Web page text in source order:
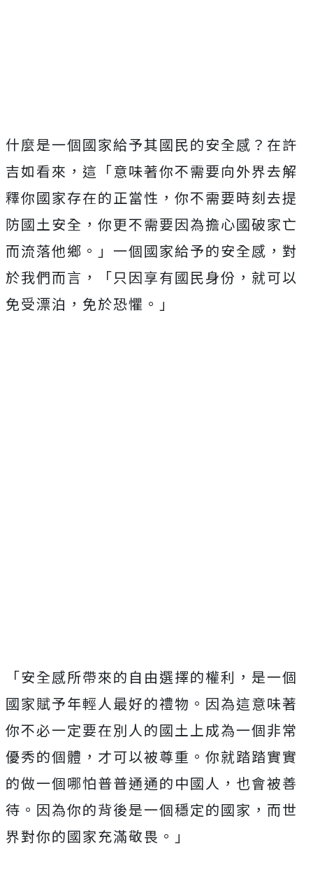
什麼是一個國家給予其國民的安全感？在許
吉如看來，這「意味著你不需要向外界去解
釋你國家存在的正當性，你不需要時刻去提
防國土安全，你更不需要因為擔心國破家亡
而流落他鄉。」一個國家給予的安全感，對
於我們而言，「只因享有國民身份，就可以
免受漂泊，免於恐懼。」
「安全感所帶來的自由選擇的權利，是一個
國家賦予年輕人最好的禮物。因為這意味著
你不必一定要在別人的國土上成為一個非常
優秀的個體，才可以被尊重。你就踏踏實實
的做一個哪怕普普通通的中國人，也會被善
待。因為你的背後是一個穩定的國家，而世
界對你的國家充滿敬畏。」